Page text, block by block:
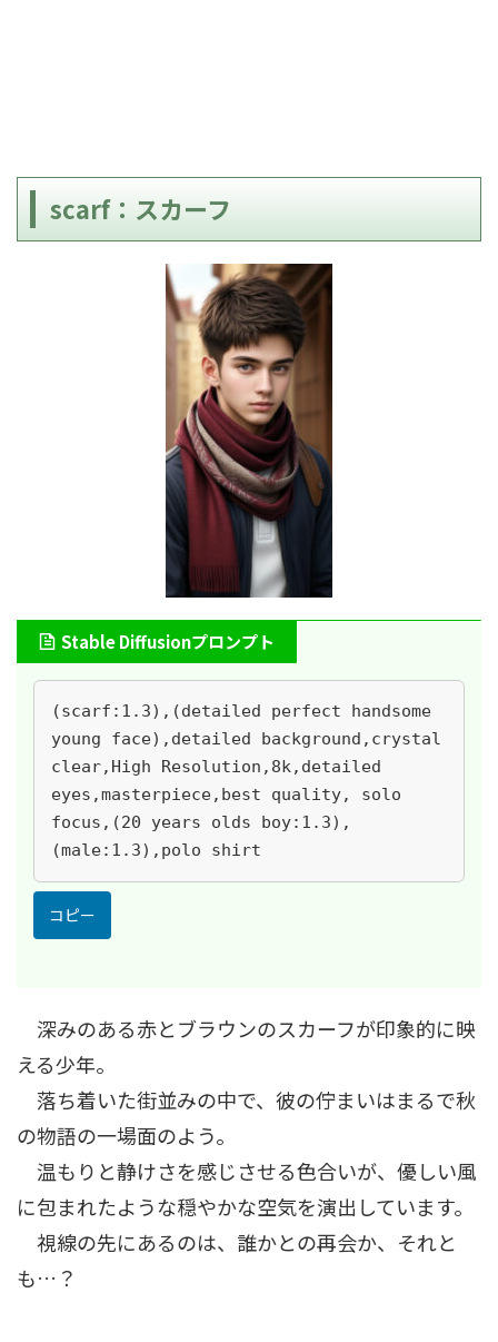
scarf：スカーフ
Stable Diffusionプロンプト
(scarf:1.3),(detailed perfect handsome
young face),detailed background,crystal
clear,High Resolution,8k,detailed
eyes,masterpiece,best quality, solo
focus,(20 years olds boy:1.3),
(male:1.3),polo shirt
コピー
深みのある赤とブラウンのスカーフが印象的に映
える少年。
落ち着いた街並みの中で、彼の佇まいはまるで秋
の物語の一場面のよう。
温もりと静けさを感じさせる色合いが、優しい風
に包まれたような穏やかな空気を演出しています。
視線の先にあるのは、誰かとの再会か、それと
も…？